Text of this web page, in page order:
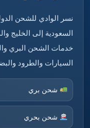
نسر الوادي للشحن
السعودية إلى الخليج
خدمات الشحن البري
السيارات والطرود
شحن بري
شحن بحري